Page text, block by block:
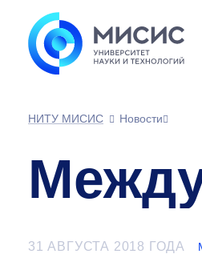
НИТУ МИСИС Новости
31 АВГУСТА 2018 ГОДА